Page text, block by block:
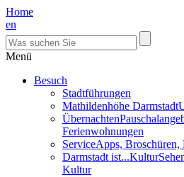
Home
en
Menü
Besuch
Stadtführungen
Mathildenhöhe Darmstadt
Übernachten
Ferienwohnungen
ServiceApps, Broschüren,
Darmstadt ist...Kultur
Kultur